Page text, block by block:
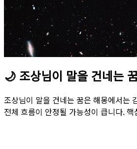
🌙 조상님이 말을 건네는
조상님이 말을 건네는 꿈은 해몽에서는
전체 흐름이 안정될 가능성이 큽니다.